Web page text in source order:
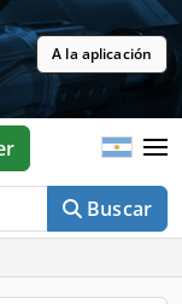
A la aplicación
Buscar